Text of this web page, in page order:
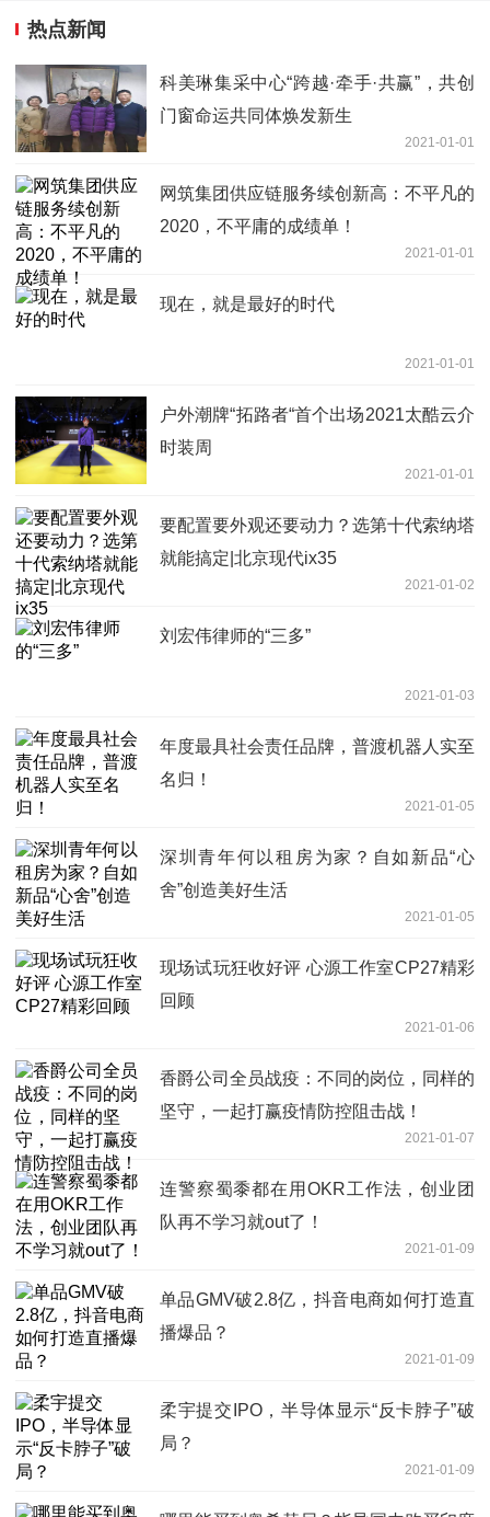
热点新闻
科美琳集采中心“跨越·牵手·共赢”，共创
门窗命运共同体焕发新生
2021-01-01
网筑集团供应链服务续创新高：不平凡的
2020，不平庸的成绩单！
2021-01-01
现在，就是最好的时代
2021-01-01
户外潮牌“拓路者“首个出场2021太酷云介
时装周
2021-01-01
要配置要外观还要动力？选第十代索纳塔
就能搞定|北京现代ix35
2021-01-02
刘宏伟律师的“三多”
2021-01-03
年度最具社会责任品牌，普渡机器人实至
名归！
2021-01-05
深圳青年何以租房为家？自如新品“心
舍”创造美好生活
2021-01-05
现场试玩狂收好评 心源工作室CP27精彩
回顾
2021-01-06
香爵公司全员战疫：不同的岗位，同样的
坚守，一起打赢疫情防控阻击战！
2021-01-07
连警察蜀黍都在用OKR工作法，创业团
队再不学习就out了！
2021-01-09
单品GMV破2.8亿，抖音电商如何打造直
播爆品？
2021-01-09
柔宇提交IPO，半导体显示“反卡脖子”破
局？
2021-01-09